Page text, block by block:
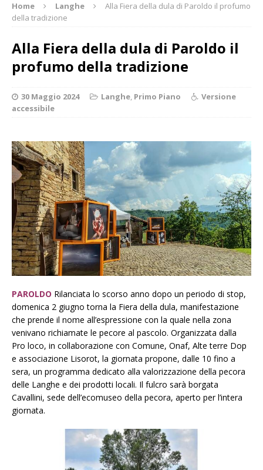
Home Langhe
Alla Fiera della dula di Paroldo il profumo
della tradizione
Alla Fiera della dula di Paroldo il
profumo della tradizione
30 Maggio 2024 Langhe, Primo Piano
Versione
accessibile
PAROLDO Rilanciata lo scorso anno dopo un periodo di stop,
domenica 2 giugno torna la Fiera della dula, manifestazione
che prende il nome all’espressione con la quale nella zona
venivano richiamate le pecore al pascolo. Organizzata dalla
Pro loco, in collaborazione con Comune, Onaf, Alte terre Dop
e associazione Lisorot, la giornata propone, dalle 10 fino a
sera, un programma dedicato alla valorizzazione della pecora
delle Langhe e dei prodotti locali. Il fulcro sarà borgata
Cavallini, sede dell’ecomuseo della pecora, aperto per l’intera
giornata.